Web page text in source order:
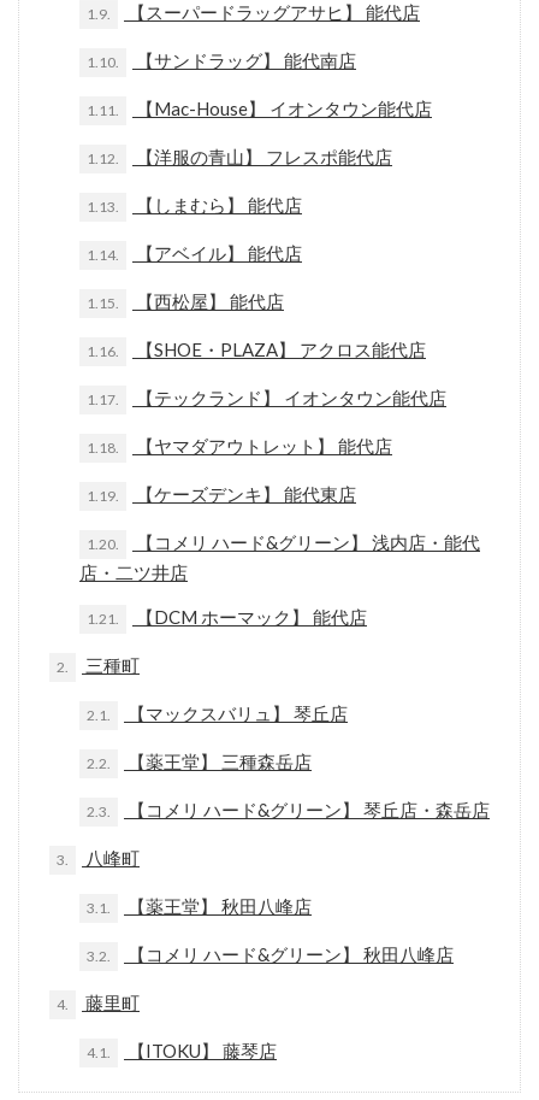
1.9. 【スーパードラッグアサヒ】 能代店
1.10. 【サンドラッグ】 能代南店
1.11. 【Mac-House】 イオンタウン能代店
1.12. 【洋服の青山】 フレスポ能代店
1.13. 【しまむら】 能代店
1.14. 【アベイル】 能代店
1.15. 【西松屋】 能代店
1.16. 【SHOE・PLAZA】 アクロス能代店
1.17. 【テックランド】 イオンタウン能代店
1.18. 【ヤマダアウトレット】 能代店
1.19. 【ケーズデンキ】 能代東店
1.20.
【コメリ ハード&グリーン】 浅内店・能代
店・二ツ井店
1.21. 【DCM ホーマック】 能代店
2. 三種町
2.1. 【マックスバリュ】 琴丘店
2.2. 【薬王堂】 三種森岳店
2.3. 【コメリ ハード&グリーン】 琴丘店・森岳店
3. 八峰町
3.1. 【薬王堂】 秋田八峰店
3.2. 【コメリ ハード&グリーン】 秋田八峰店
4. 藤里町
4.1. 【ITOKU】 藤琴店